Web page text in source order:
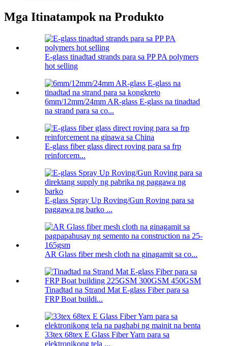
Mga Itinatampok na Produkto
E-glass tinadtad strands para sa PP PA polymers
hot selling
6mm/12mm/24mm AR-glass E-glass na tinadtad
na strand para sa co...
E-glass fiber glass direct roving para sa frp
reinforcem...
E-glass Spray Up Roving/Gun Roving para sa
paggawa ng barko ...
AR Glass fiber mesh cloth na ginagamit sa co...
Tinadtad na Strand Mat E-glass Fiber para sa
FRP Boat buildi...
33tex 68tex E Glass Fiber Yarn para sa
elektronikong tela ...